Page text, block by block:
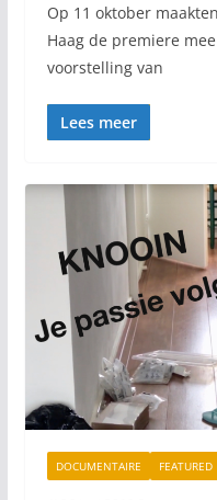
Op 11 oktober
Haag de premiere
voorstelling van
Lees meer
DOCUMENTAIRE FEATURED